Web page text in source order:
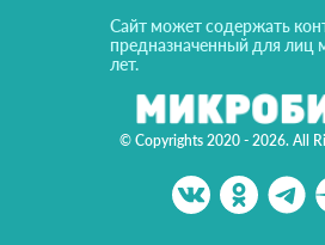
© Copyrights 2020 - 2026. All
Сайт может содержать
предназначенный для лиц
лет.